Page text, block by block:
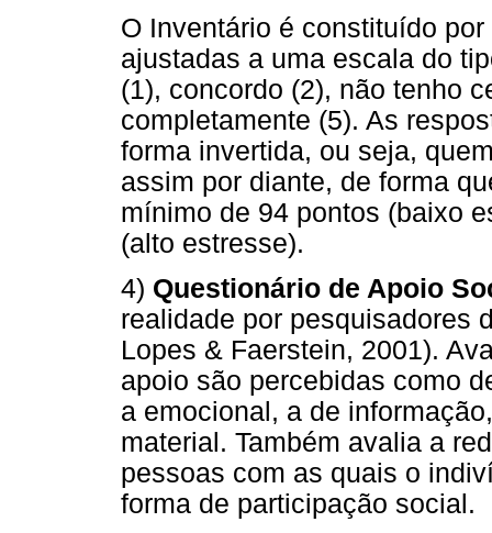
O Inventário é constituído
ajustadas a uma escala do
(1), concordo (2), não tenho
completamente (5). As
forma invertida, ou seja,
assim por diante, de forma
mínimo de 94 pontos (baixo
(alto estresse).
4) Questionário de Apoio
realidade por pesquisadores
Lopes & Faerstein, 2001).
apoio são percebidas como
a emocional, a de
material. Também avalia a
pessoas com as quais o
forma de participação social.